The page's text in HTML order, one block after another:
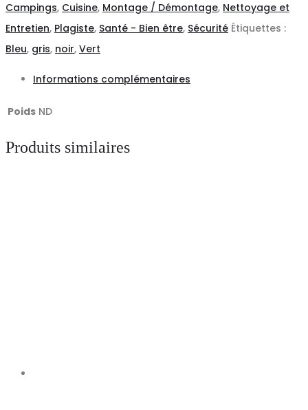
QWETCH
Campings, Cuisine, Montage / Démontage, Nettoyage et
Entretien, Plagiste, Santé - Bien être, Sécurité Étiquettes :
Bleu, gris, noir, Vert
Informations complémentaires
Poids ND
Produits similaires